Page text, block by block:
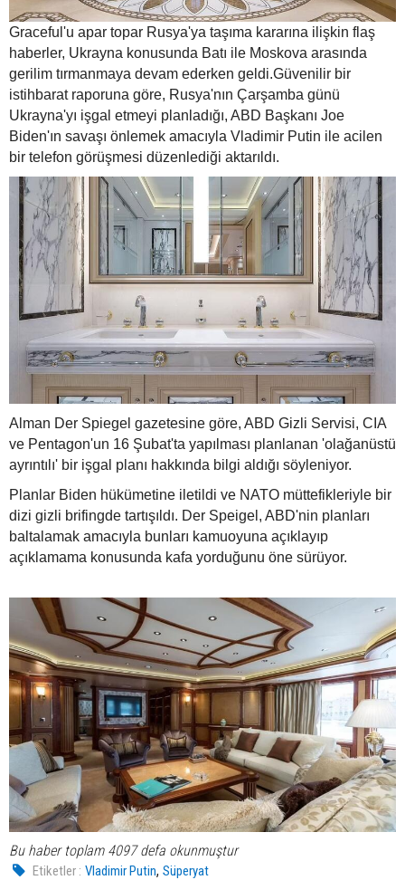
Graceful'u apar topar Rusya'ya taşıma kararına ilişkin flaş
haberler, Ukrayna konusunda Batı ile Moskova arasında
gerilim tırmanmaya devam ederken geldi.Güvenilir bir
istihbarat raporuna göre, Rusya'nın Çarşamba günü
Ukrayna'yı işgal etmeyi planladığı, ABD Başkanı Joe
Biden'ın savaşı önlemek amacıyla Vladimir Putin ile acilen
bir telefon görüşmesi düzenlediği aktarıldı.
Alman Der Spiegel gazetesine göre, ABD Gizli Servisi, CIA
ve Pentagon'un 16 Şubat'ta yapılması planlanan 'olağanüstü
ayrıntılı' bir işgal planı hakkında bilgi aldığı söyleniyor.
Planlar Biden hükümetine iletildi ve NATO müttefikleriyle bir
dizi gizli brifingde tartışıldı. Der Speigel, ABD'nin planları
baltalamak amacıyla bunları kamuoyuna açıklayıp
açıklamama konusunda kafa yorduğunu öne sürüyor.
Bu haber toplam 4097 defa okunmuştur
Etiketler : Vladimir Putin,Süperyat